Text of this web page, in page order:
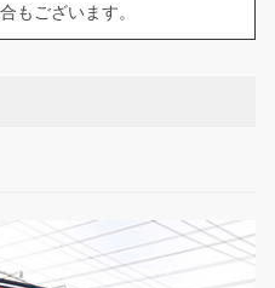
もございます。